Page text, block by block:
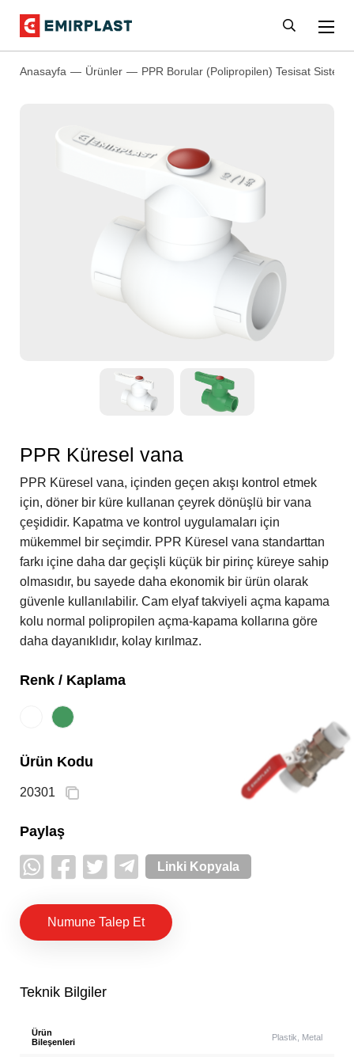
Anasayfa Ürünler PPR Borular (Polipropilen) Tesisat
PPR Küresel vana
PPR Küresel vana, içinden geçen akışı kontrol etmek
için, döner bir küre kullanan çeyrek dönüşlü bir vana
çeşididir. Kapatma ve kontrol uygulamaları için
mükemmel bir seçimdir. PPR Küresel vana standarttan
farkı içine daha dar geçişli küçük bir pirinç küreye sahip
olmasıdır, bu sayede daha ekonomik bir ürün olarak
güvenle kullanılabilir. Cam elyaf takviyeli açma kapama
kolu normal polipropilen açma-kapama kollarına göre
daha dayanıklıdır, kolay kırılmaz.
Renk / Kaplama
Ürün Kodu
20301
Paylaş
Linki Kopyala
Numune Talep Et
Teknik Bilgiler
Ürün
Bileşenleri
Plastik, Metal